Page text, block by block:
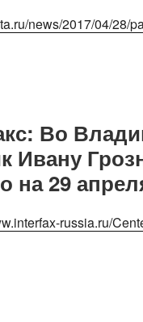
news/2017/04/28/
Во
Ивану
на 29
russia.ru/